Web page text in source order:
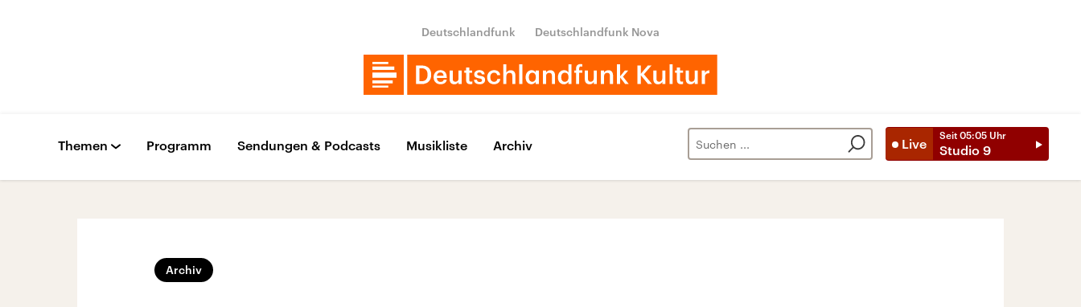
Deutschlandfunk Deutschlandfunk Nova
Live
Seit 05:05 Uhr
Studio 9
Themen Programm Sendungen & Podcasts Musikliste Archiv
Archiv